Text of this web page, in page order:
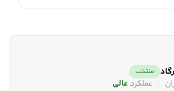
منتخب
عملکرد عالی